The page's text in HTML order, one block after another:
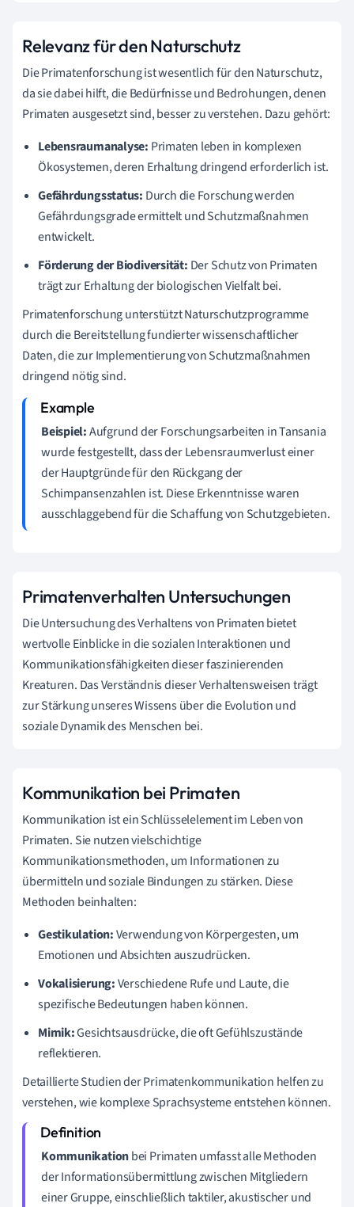
Relevanz für den Naturschutz
Die Primatenforschung ist wesentlich für den Naturschutz,
da sie dabei hilft, die Bedürfnisse und Bedrohungen, denen
Primaten ausgesetzt sind, besser zu verstehen. Dazu gehört:
Lebensraumanalyse: Primaten leben in komplexen
Ökosystemen, deren Erhaltung dringend erforderlich ist.
Gefährdungsstatus: Durch die Forschung werden
Gefährdungsgrade ermittelt und Schutzmaßnahmen
entwickelt.
Förderung der Biodiversität: Der Schutz von Primaten
trägt zur Erhaltung der biologischen Vielfalt bei.
Primatenforschung unterstützt Naturschutzprogramme
durch die Bereitstellung fundierter wissenschaftlicher
Daten, die zur Implementierung von Schutzmaßnahmen
dringend nötig sind.
Beispiel:Aufgrund der Forschungsarbeiten in Tansania
wurde festgestellt, dass der Lebensraumverlust einer
der Hauptgründe für den Rückgang der
Schimpansenzahlen ist. Diese Erkenntnisse waren
ausschlaggebend für die Schaffung von Schutzgebieten.
Primatenverhalten Untersuchungen
Die Untersuchung des Verhaltens von Primaten bietet
wertvolle Einblicke in die sozialen Interaktionen und
Kommunikationsfähigkeiten dieser faszinierenden
Kreaturen. Das Verständnis dieser Verhaltensweisen trägt
zur Stärkung unseres Wissens über die Evolution und
soziale Dynamik des Menschen bei.
Kommunikation bei Primaten
Kommunikation ist ein Schlüsselelement im Leben von
Primaten. Sie nutzen vielschichtige
Kommunikationsmethoden, um Informationen zu
übermitteln und soziale Bindungen zu stärken. Diese
Methoden beinhalten:
Gestikulation:Verwendung von Körpergesten, um
Emotionen und Absichten auszudrücken.
Vokalisierung:Verschiedene Rufe und Laute, die
spezifische Bedeutungen haben können.
Mimik:Gesichtsausdrücke, die oft Gefühlszustände
reflektieren.
Detaillierte Studien der Primatenkommunikation helfen zu
verstehen, wie komplexe Sprachsysteme entstehen können.
Kommunikationbei Primaten umfasst alle Methoden
der Informationsübermittlung zwischen Mitgliedern
einer Gruppe, einschließlich taktiler, akustischer und